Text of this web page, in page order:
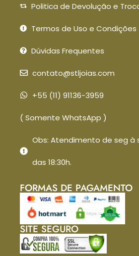
Politica de Devolução e
Termos de Uso e Condições
Dúvidas Frequentes
contato@stljoias.com
+55 (11) 91136-3959
( Somente WhatsApp )
Obs: Atendimento de seg à
das 18:30h.
FORMAS DE PAGAMENTO
SITE SEGURO